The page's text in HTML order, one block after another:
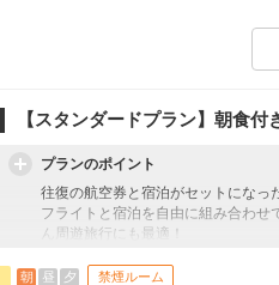
阿蘇の美しい外輪山のパノラマを
シェフが目の前で作るオムレツや
のフレンチトーストが人気です。
■大浴場のご案内
別館温浴施設「きごころの湯」は、
める施設です。
す。
【スタンダードプラン】朝食付
プランのポイント
往復の航空券と宿泊がセットになっ
フライトと宿泊を自由に組み合わせ
ん周遊旅行にも最適！
JALマイレージ会員の方にはフライ
朝 昼 夕 禁煙ルーム